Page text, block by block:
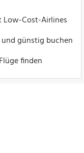
Cost-Airlines
günstig buchen
finden